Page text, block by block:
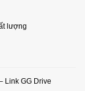
lượng
Link GG Drive